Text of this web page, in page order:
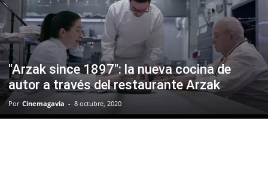
"Arzak since 1897": la nueva cocina de
autor a través del restaurante Arzak
Por Cinemagavia - 8 octubre, 2020